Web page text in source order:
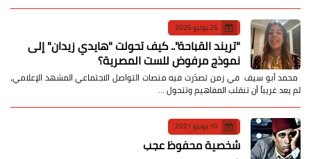
25 يوليو 2026
​"تريند القباحة".. كيف تحولت "هايدي زيدان" إلى
نموذج مرفوض للست المصرية؟
​ محمد أبو سيف ​في زمن تصدّرت فيه منصات التواصل الاجتماعي المشهد الإعلامي،
لم يعد غريباً أن تنقلب المفاهيم وتتحول …
10 يونيو 2021
شخصية محفوظ عجب